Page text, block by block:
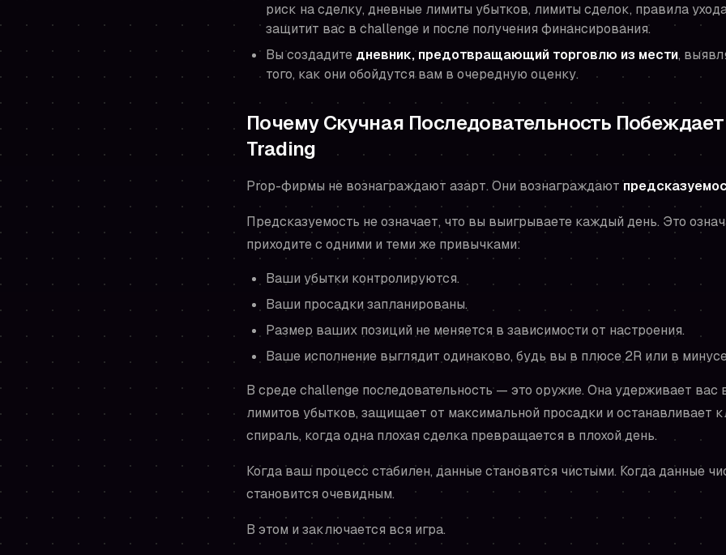
риск на сделку, дневные лимиты убытков, лимиты сделок, правила
защитит вас в challenge и после получения финансирования.
Вы создадите дневник, предотвращающий торговлю из мести,
того, как они обойдутся вам в очередную оценку.
Почему Скучная Последовательность
Trading
Prop-фирмы не вознаграждают азарт. Они вознаграждают
Предсказуемость не означает, что вы выигрываете каждый день. Это
приходите с одними и теми же привычками:
Ваши убытки контролируются.
Ваши просадки запланированы.
Размер ваших позиций не меняется в зависимости от настроения.
Ваше исполнение выглядит одинаково, будь вы в плюсе 2R или в
В среде challenge последовательность — это оружие. Она удерживает вас
лимитов убытков, защищает от максимальной просадки и останавливает
спираль, когда одна плохая сделка превращается в плохой день.
Когда ваш процесс стабилен, данные становятся чистыми. Когда данные
становится очевидным.
В этом и заключается вся игра.